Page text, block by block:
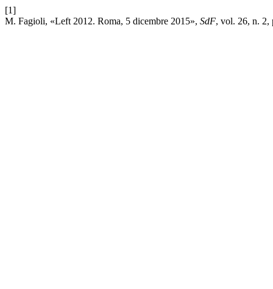
[1]
M. Fagioli, «Left 2012. Roma, 5 dicembre 2015», SdF, vol. 26, n. 2,